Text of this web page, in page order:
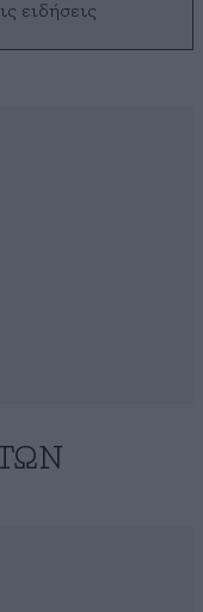
ειδήσεις